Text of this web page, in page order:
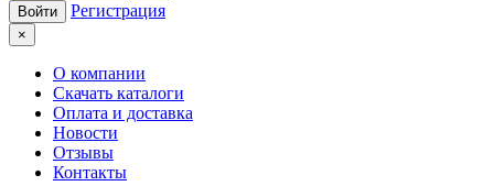
Регистрация
×
О компании
Скачать каталоги
Оплата и доставка
Новости
Отзывы
Контакты